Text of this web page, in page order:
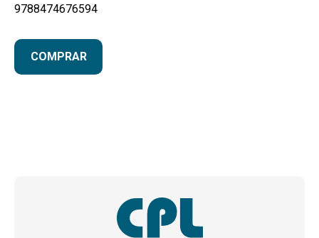
9788474676594
COMPRAR